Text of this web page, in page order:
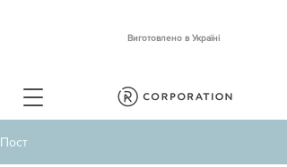
Виготовлено в Україні
Пост